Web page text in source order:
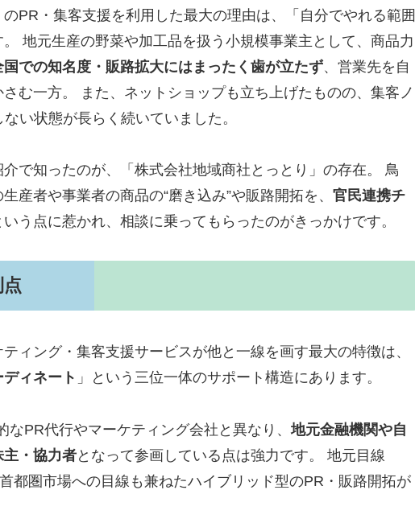
PR・集客支援を利用した最大の理由は、「自分でやれる範囲
地元生産の野菜や加工品を扱う小規模事業主として、商品力
での知名度・販路拡大にはまったく歯が立たず、営業先を自
む一方。 また、ネットショップも立ち上げたものの、集客ノ
い状態が長らく続いていました。
で知ったのが、「株式会社地域商社とっとり」の存在。 鳥
産者や事業者の商品の“磨き込み”や販路開拓を、 官民連携チ
いう点に惹かれ、相談に乗ってもらったのがきっかけです。
ィング・集客支援サービスが他と一線を画す最大の特徴は、
ィネート 」という三位一体のサポート構造にあります。
なPR代行やマーケティング会社と異なり、地元金融機関や自
・協力者となって参画している点は強力です。 地元目線
都圏市場への目線も兼ねたハイブリッド型のPR・販路開拓が